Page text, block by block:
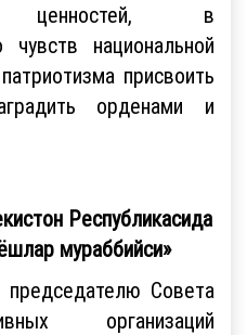
ценностей, в
национальной
присвоить
орденами и
Республикасида
мураббийси»
Совета
организаций